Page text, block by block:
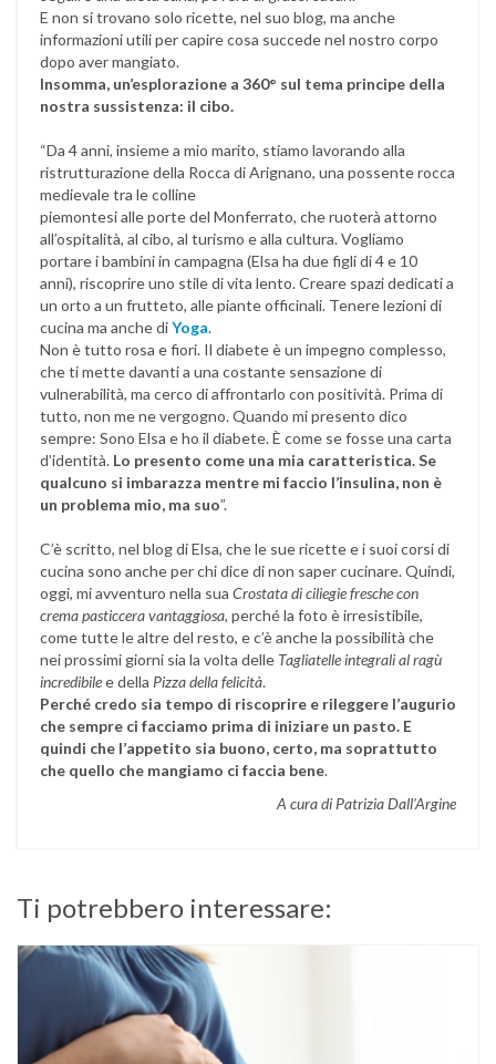
E non si trovano solo ricette, nel suo blog, ma anche
informazioni utili per capire cosa succede nel nostro corpo
dopo aver mangiato.
Insomma, un’esplorazione a 360° sul tema principe della
nostra sussistenza: il cibo.
“Da 4 anni, insieme a mio marito, stiamo lavorando alla
ristrutturazione della Rocca di Arignano, una possente rocca
medievale tra le colline
piemontesi alle porte del Monferrato, che ruoterà attorno
all’ospitalità, al cibo, al turismo e alla cultura. Vogliamo
portare i bambini in campagna (Elsa ha due figli di 4 e 10
anni), riscoprire uno stile di vita lento. Creare spazi dedicati a
un orto a un frutteto, alle piante officinali. Tenere lezioni di
cucina ma anche diYoga.
Non è tutto rosa e fiori. Il diabete è un impegno complesso,
che ti mette davanti a una costante sensazione di
vulnerabilità, ma cerco di affrontarlo con positività. Prima di
tutto, non me ne vergogno. Quando mi presento dico
sempre: Sono Elsa e ho il diabete. È come se fosse una carta
d’identità. Lo presento come una mia caratteristica. Se
qualcuno si imbarazza mentre mi faccio l’insulina, non è
un problema mio, ma suo”.
C’è scritto, nel blog di Elsa, che le sue ricette e i suoi corsi di
cucina sono anche per chi dice di non saper cucinare. Quindi,
oggi, mi avventuro nella sua Crostata di ciliegie fresche con
crema pasticcera vantaggiosa, perché la foto è irresistibile,
come tutte le altre del resto, e c’è anche la possibilità che
nei prossimi giorni sia la volta delle Tagliatelle integrali al ragù
incredibilee della Pizza della felicità.
Perché credo sia tempo di riscoprire e rileggere l’augurio
che sempre ci facciamo prima di iniziare un pasto. E
quindi che l’appetito sia buono, certo, ma soprattutto
che quello che mangiamo ci faccia bene.
A cura di Patrizia Dall’Argine
Ti potrebbero interessare: